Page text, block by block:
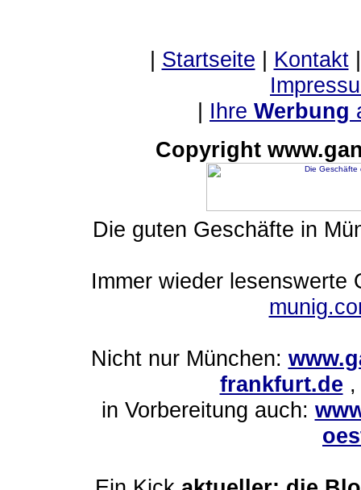
| Startseite | Kontakt
| Ihre Werbung
Copyright
Die guten Geschäfte in
Immer wieder lesenswerte
Nicht nur München:
frankfurt.de
in Vorbereitung auch: